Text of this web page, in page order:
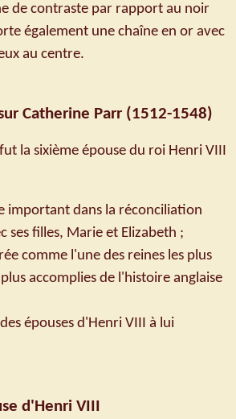
de contraste par rapport au noir
également une chaîne en or avec
au centre.
Catherine Parr (1512-1548)
la sixième épouse du roi Henri VIII
important dans la réconciliation
ses filles, Marie et Elizabeth ;
comme l'une des reines les plus
accomplies de l'histoire anglaise
épouses d'Henri VIII à lui
d'Henri VIII